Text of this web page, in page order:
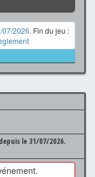
07/2026. Fin du jeu :
le 31/07/2026.